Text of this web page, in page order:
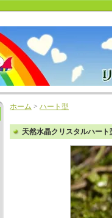
ホーム > ハート型
天然水晶クリスタルハート